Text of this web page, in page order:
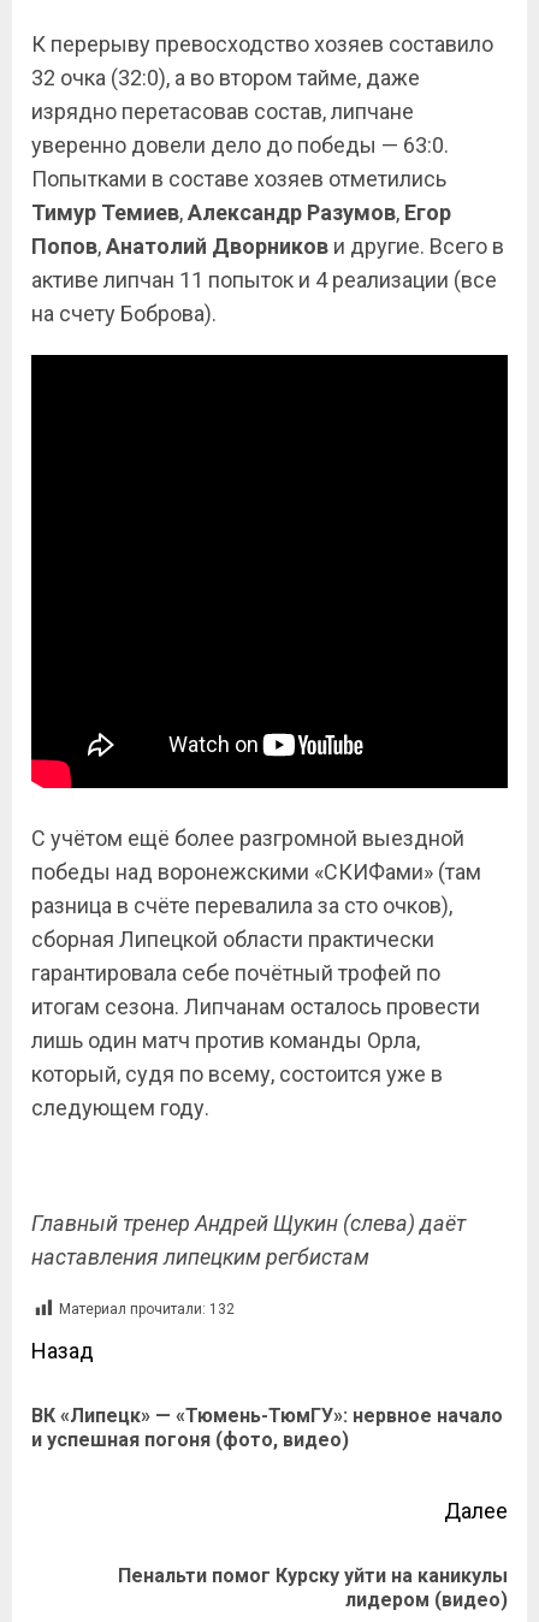
К перерыву превосходство хозяев составило
32 очка (32:0), а во втором тайме, даже
изрядно перетасовав состав, липчане
уверенно довели дело до победы — 63:0.
Попытками в составе хозяев отметились
Тимур Темиев,Александр Разумов, Егор
Попов,Анатолий Дворников и другие. Всего в
активе липчан 11 попыток и 4 реализации (все
на счету Боброва).
С учётом ещё более разгромной выездной
победы над воронежскими «СКИФами» (там
разница в счёте перевалила за сто очков),
сборная Липецкой области практически
гарантировала себе почётный трофей по
итогам сезона. Липчанам осталось провести
лишь один матч против команды Орла,
который, судя по всему, состоится уже в
следующем году.
Главный тренер Андрей Щукин (слева) даёт
наставления липецким регбистам
Материал прочитали: 132
Назад
ВК «Липецк» — «Тюмень-ТюмГУ»: нервное начало
и успешная погоня (фото, видео)
Далее
Пенальти помог Курску уйти на каникулы
лидером (видео)